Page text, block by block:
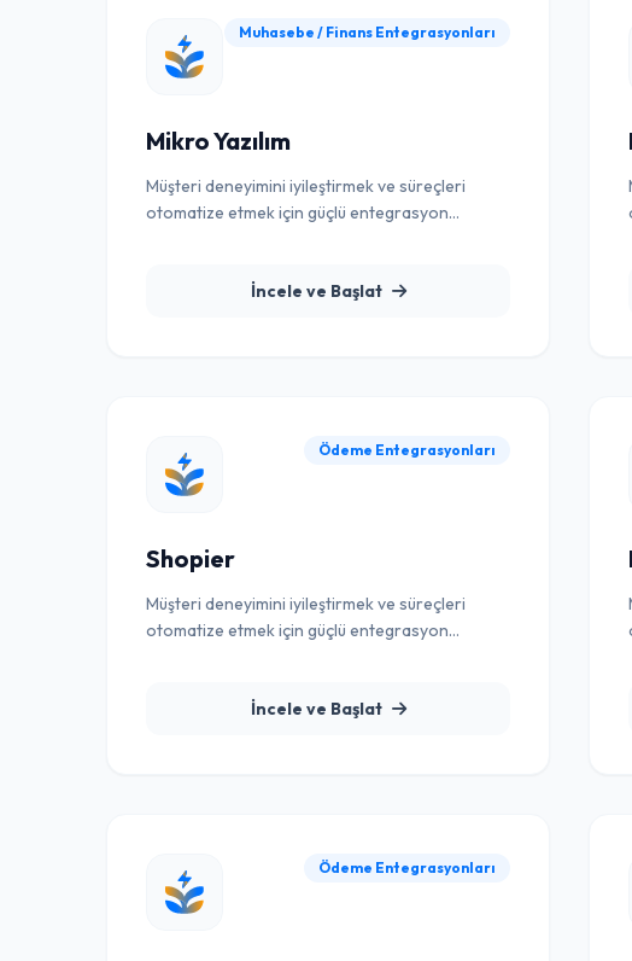
Muhasebe / Finans Entegrasyonları
Mikro Yazılım
Müşteri deneyimini iyileştirmek ve süreçleri
otomatize etmek için güçlü entegrasyon
İncele ve Başlat
Ödeme Entegrasyonları
Shopier
Müşteri deneyimini iyileştirmek ve süreçleri
otomatize etmek için güçlü entegrasyon
İncele ve Başlat
Ödeme Entegrasyonları